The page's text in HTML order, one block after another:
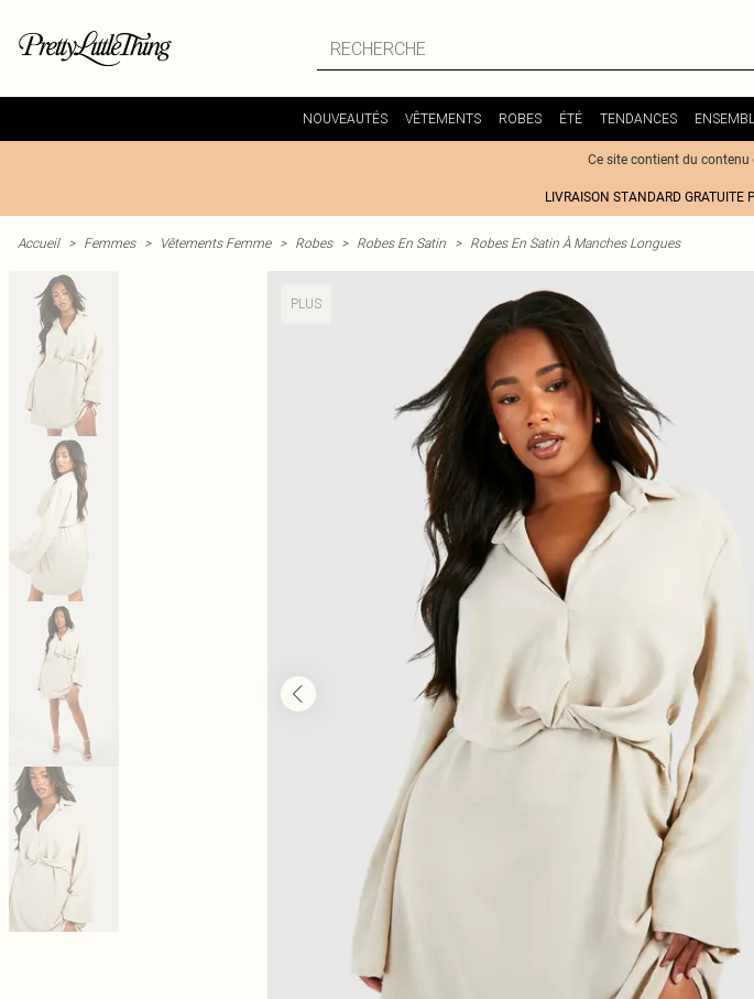
NOUVEAUTÉS VÊTEMENTS ROBES ÉTÉ TENDANCES
Ce site contient du contenu
LIVRAISON STANDARD GRATUITE
Accueil > Femmes > Vêtements Femme > Robes > Robes En Satin > Robes En Satin À Manches Longues
PLUS